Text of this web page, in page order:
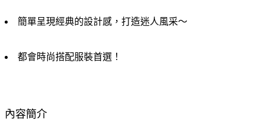
簡單呈現經典的設計感，打造迷人風采～
都會時尚搭配服裝首選！
內容簡介